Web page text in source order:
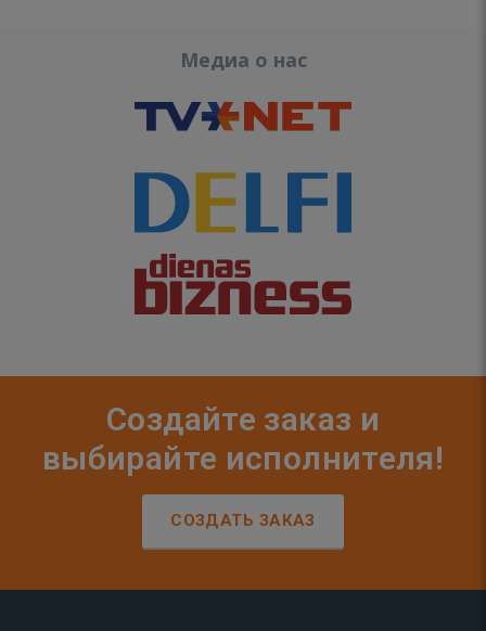
Медиа о нас
Создайте заказ и
выбирайте исполнителя!
СОЗДАТЬ ЗАКАЗ